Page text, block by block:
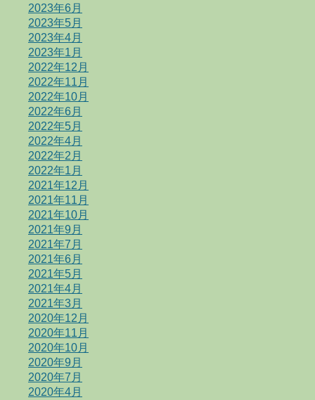
2023年6月
2023年5月
2023年4月
2023年1月
2022年12月
2022年11月
2022年10月
2022年6月
2022年5月
2022年4月
2022年2月
2022年1月
2021年12月
2021年11月
2021年10月
2021年9月
2021年7月
2021年6月
2021年5月
2021年4月
2021年3月
2020年12月
2020年11月
2020年10月
2020年9月
2020年7月
2020年4月